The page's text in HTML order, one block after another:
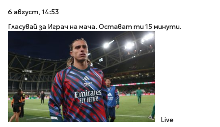
6 август, 14:53
Гласувай за Играч на мача. Остават ти 15 минути.
Live